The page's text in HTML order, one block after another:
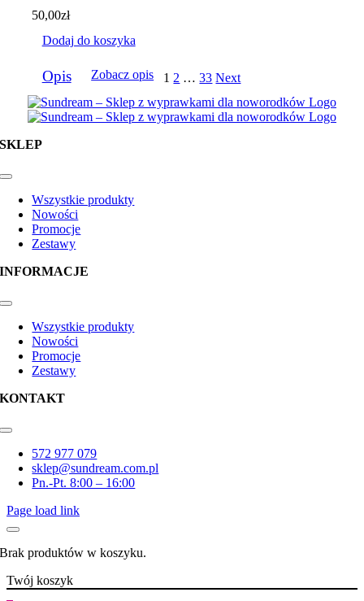
50,00zł
Dodaj do koszyka
Opis Zobacz opis 1 2 … 33 Next
SKLEP
Toggle
NavigationWszystkie produkty
Nowości
Promocje
Zestawy
INFORMACJE
Toggle
NavigationWszystkie produkty
Nowości
Promocje
Zestawy
KONTAKT
Toggle
Navigation572 977 079
sklep@sundream.com.pl
Pn.-Pt. 8:00 – 16:00
Page load link
Brak produktów w koszyku.
Twój koszyk